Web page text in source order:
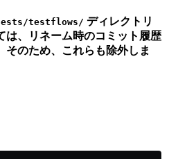
testflows/ ディレクトリ
は、リネーム時のコミット履歴
そのため、これらも除外しま